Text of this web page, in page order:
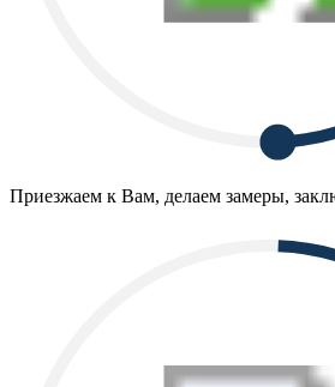
Приезжаем к Вам, делаем замеры,